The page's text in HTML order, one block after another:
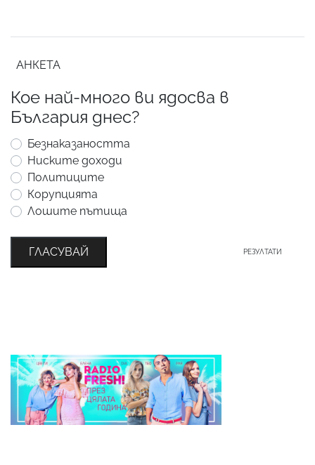
АНКЕТА
Кое най-много ви ядосва в
България днес?
Безнаказаността
Ниските доходи
Политиците
Корупцията
Лошите пътища
ГЛАСУВАЙ РЕЗУЛТАТИ